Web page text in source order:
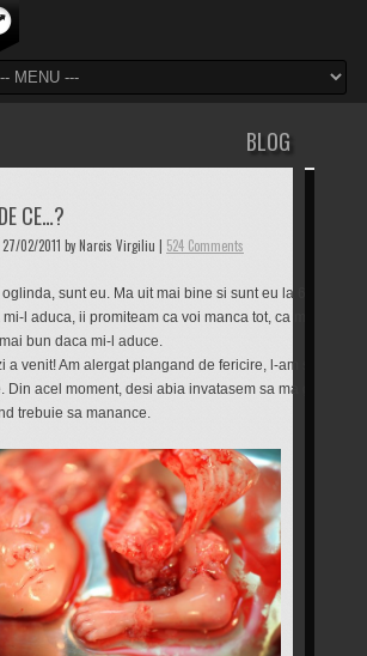
BLOG
CE…?
02/2011 by Narcis Virgiliu | 524 Comments
oglinda, sunt eu. Ma uit mai bine si sunt eu la 6 ani. Ma
l aduca, ii promiteam ca voi manca tot, ca ma voi
bun daca mi-l aduce.
a venit! Am alergat plangand de fericire, l-am strans la
Din acel moment, desi abia invatasem sa ma ghidez
trebuie sa manance.